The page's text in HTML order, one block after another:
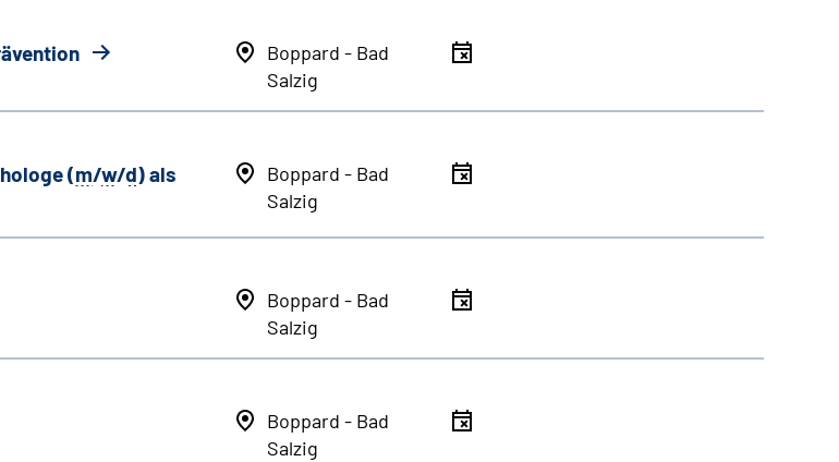
Boppard - Bad
Salzig
(m/w/d) als
Boppard - Bad
Salzig
Boppard - Bad
Salzig
Boppard - Bad
Salzig